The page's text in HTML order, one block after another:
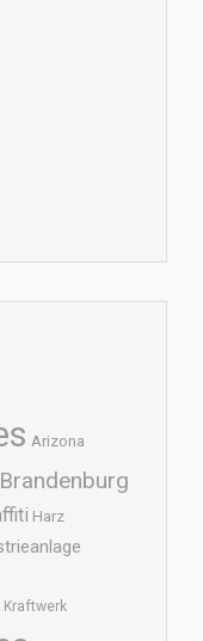
Arizona
Brandenburg
Harz
Kraftwerk